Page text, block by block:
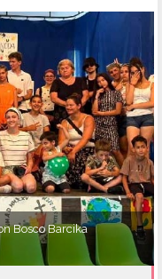
Bosco Barcika